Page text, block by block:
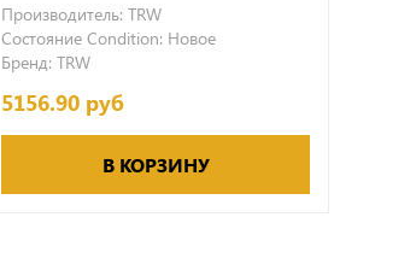
Производитель: TRW
Состояние Condition: Новое
Бренд: TRW
5156.90 руб
В КОРЗИНУ